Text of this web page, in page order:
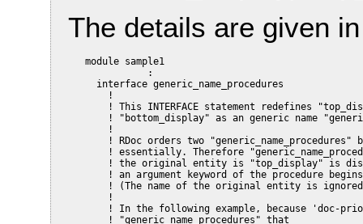
The details are given
   module sample1
              :
     interface generic_name_procedures
       !
! This INTERFACE statement redefines
! "bottom_display" as an generic name
       !
! RDoc orders two "generic_name_procedures"
! essentially. Therefore
! the original entity is "top_display" is
! an argument keyword of the procedure
! (The name of the original entity is
       !
! In the following example, because 'doc-
       ! "generic_name_procedures" that